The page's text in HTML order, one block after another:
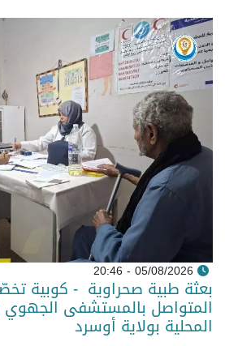
05/08/2026 - 20:46
بعثة طبية صحراوية - كوبية
المتواصل بالمستشفى
المحلية بولاية أوسرد